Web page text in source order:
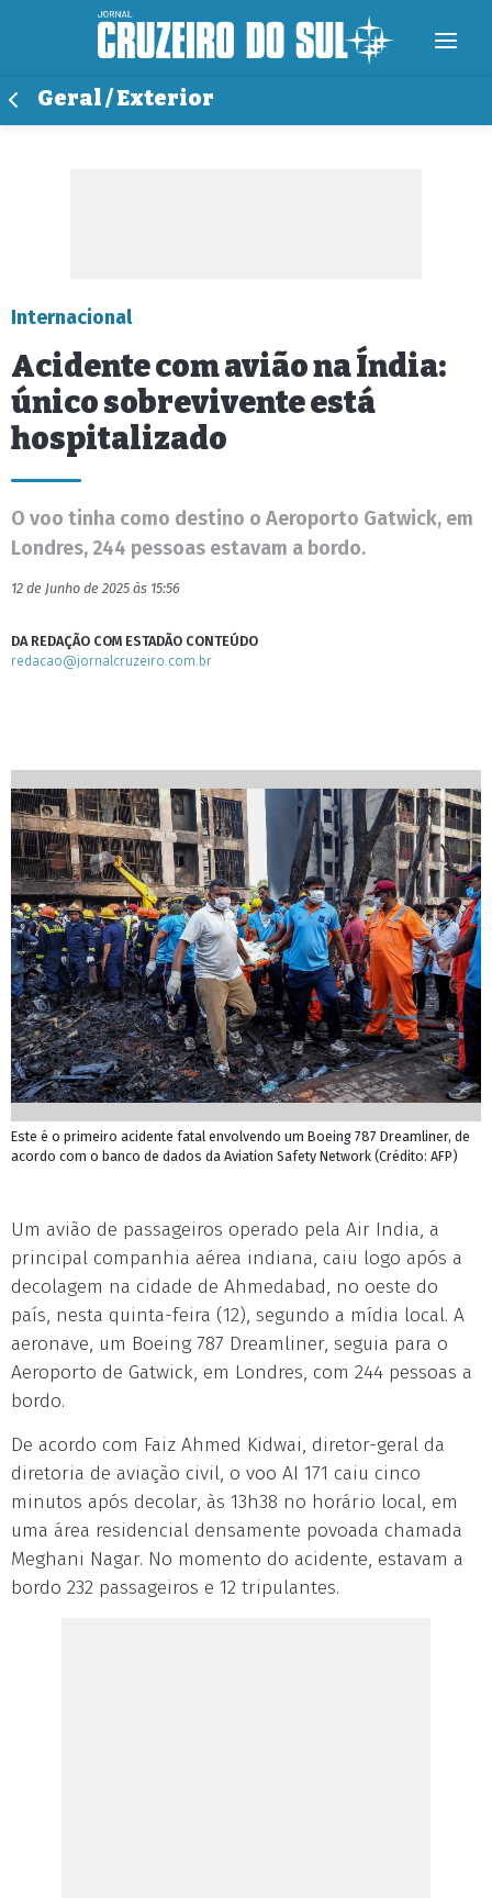
Geral / Exterior
Internacional
Acidente com avião na Índia:
único sobrevivente está
hospitalizado
O voo tinha como destino o Aeroporto Gatwick, em
Londres, 244 pessoas estavam a bordo.
12 de Junho de 2025 às 15:56
DA REDAÇÃO COM ESTADÃO CONTEÚDO
redacao@jornalcruzeiro.com.br
Este é o primeiro acidente fatal envolvendo um Boeing 787 Dreamliner, de
acordo com o banco de dados da Aviation Safety Network (Crédito: AFP)
Um avião de passageiros operado pela Air India, a
principal companhia aérea indiana, caiu logo após a
decolagem na cidade de Ahmedabad, no oeste do
país, nesta quinta-feira (12), segundo a mídia local. A
aeronave, um Boeing 787 Dreamliner, seguia para o
Aeroporto de Gatwick, em Londres, com 244 pessoas a
bordo.
De acordo com Faiz Ahmed Kidwai, diretor-geral da
diretoria de aviação civil, o voo AI 171 caiu cinco
minutos após decolar, às 13h38 no horário local, em
uma área residencial densamente povoada chamada
Meghani Nagar. No momento do acidente, estavam a
bordo 232 passageiros e 12 tripulantes.